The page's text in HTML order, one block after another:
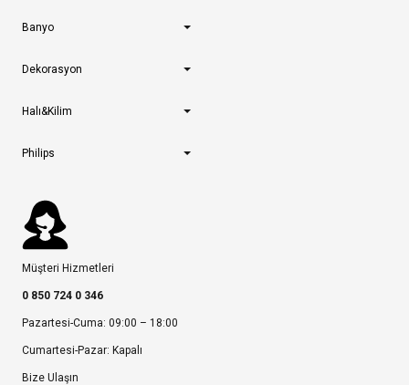
Banyo
Dekorasyon
Halı&Kilim
Philips
Müşteri Hizmetleri
0 850 724 0 346
Pazartesi-Cuma: 09:00 – 18:00
Cumartesi-Pazar: Kapalı
Bize Ulaşın